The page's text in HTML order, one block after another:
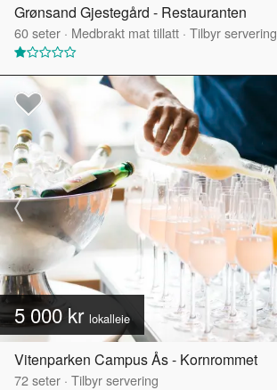
Grønsand Gjestegård - Restauranten
60seter · Medbrakt mat tillatt · Tilbyr servering
5 000 kr lokalleie
Vitenparken Campus Ås - Kornrommet
72seter · Tilbyr servering